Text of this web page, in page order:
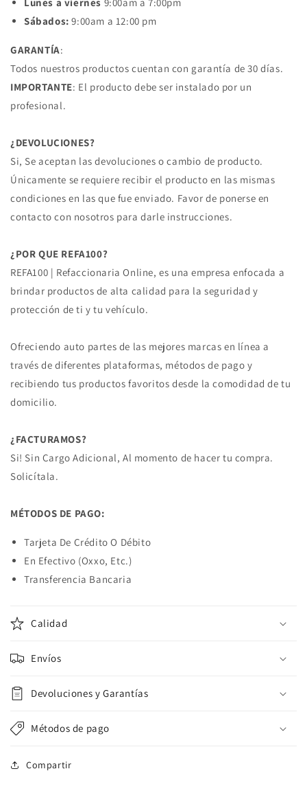
Sábados: 9:00am a 12:00 pm
GARANTÍA:
Todos nuestros productos cuentan con garantía de 30 días.
IMPORTANTE: El producto debe ser instalado por un
profesional.
¿DEVOLUCIONES?
Si, Se aceptan las devoluciones o cambio de producto.
Únicamente se requiere recibir el producto en las mismas
condiciones en las que fue enviado. Favor de ponerse en
contacto con nosotros para darle instrucciones.
¿POR QUE REFA100?
REFA100 | Refaccionaria Online, es una empresa enfocada a
brindar productos de alta calidad para la seguridad y
protección de ti y tu vehículo.
Ofreciendo auto partes de las mejores marcas en línea a
través de diferentes plataformas, métodos de pago y
recibiendo tus productos favoritos desde la comodidad de tu
domicilio.
¿FACTURAMOS?
Si! Sin Cargo Adicional, Al momento de hacer tu compra.
Solicítala.
MÉTODOS DE PAGO:
Tarjeta De Crédito O Débito
En Efectivo (Oxxo, Etc.)
Transferencia Bancaria
Calidad
Envíos
Devoluciones y Garantías
Métodos de pago
Compartir